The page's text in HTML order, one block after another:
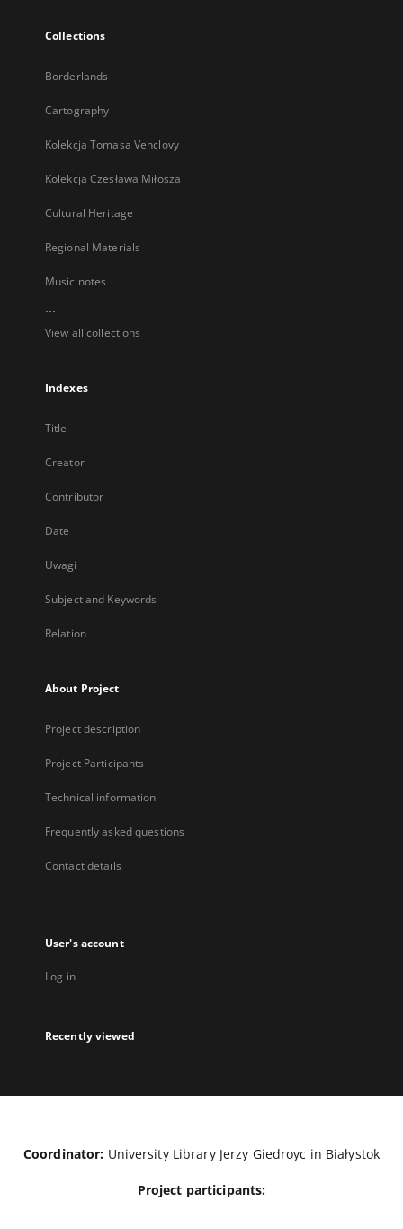
Collections
Borderlands
Cartography
Kolekcja Tomasa Venclovy
Kolekcja Czesława Miłosza
Cultural Heritage
Regional Materials
Music notes
...
View all collections
Indexes
Title
Creator
Contributor
Date
Uwagi
Subject and Keywords
Relation
About Project
Project description
Project Participants
Technical information
Frequently asked questions
Contact details
User's account
Log in
Recently viewed
Coordinator: University Library Jerzy Giedroyc in Białystok
Project participants: